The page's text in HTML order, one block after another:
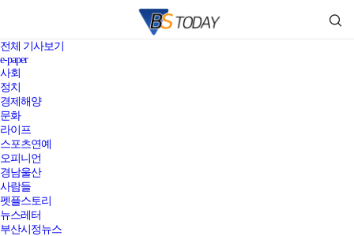
전체 기사보기
e-paper
사회
정치
경제해양
문화
라이프
스포츠연예
오피니언
경남울산
사람들
펫플스토리
뉴스레터
부산시정뉴스